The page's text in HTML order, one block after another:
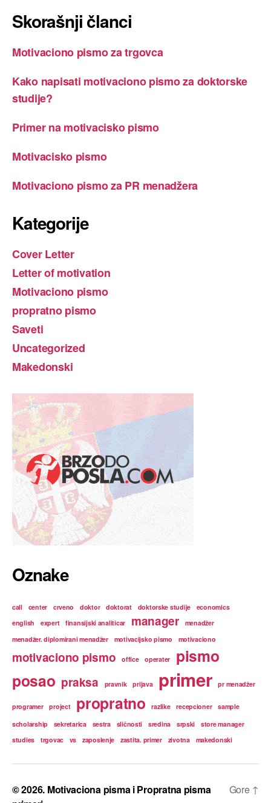
Skorašnji članci
Motivaciono pismo za trgovca
Kako napisati motivaciono pismo za doktorske
studije?
Primer na motivacisko pismo
Motivacisko pismo
Motivaciono pismo za PR menadžera
Kategorije
Cover Letter
Letter of motivation
Motivaciono pismo
propratno pismo
Saveti
Uncategorized
Makedonski
Oznake
call center crveno doktor doktorat doktorske studije
economics
english
expert finansijski analiticar manager
menadžer
menadžer. diplomirani menadžer
motivacijsko pismo motivaciono
motivaciono pismo office operater
pismo
posao praksa pravnik prijava primer pr menadžer
programer project propratno razlike recepcioner
sample
scholarship
sekretarica sestra sličnosti sredina srpski
store manager
studies
trgovac vs zaposlenje zastita. primer zivotna makedonski
© 2026. Motivaciona pisma i Propratna pisma
Gore ↑